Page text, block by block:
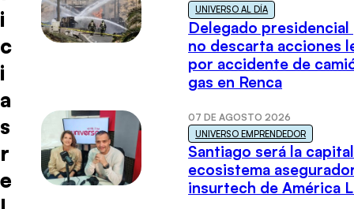
i
c
i
a
s
r
e
UNIVERSO AL DÍA
Delegado presidencial
no descarta acciones
por accidente de
gas en Renca
07 DE AGOSTO 2026
UNIVERSO EMPRENDEDOR
Santiago será la
ecosistema
insurtech de América